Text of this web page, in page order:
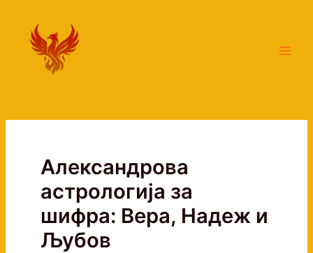
content
Александрова
астрологија за
шифра: Вера, Надеж и
Љубов